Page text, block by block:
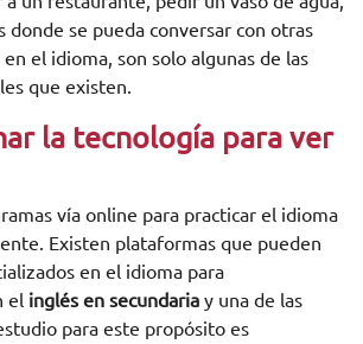
donde se pueda conversar con otras
el idioma, son solo algunas de las
que existen.
la tecnología para ver
vía online para practicar el idioma
Existen plataformas que pueden
en el idioma para
el inglés en secundaria y una de las
para este propósito es